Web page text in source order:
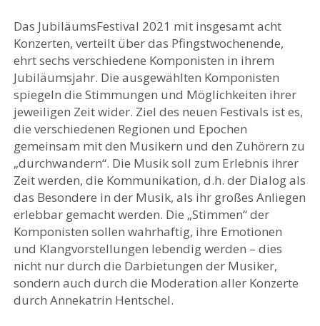
Das JubiläumsFestival 2021 mit insgesamt acht
Konzerten, verteilt über das Pfingstwochenende,
ehrt sechs verschiedene Komponisten in ihrem
Jubiläumsjahr. Die ausgewählten Komponisten
spiegeln die Stimmungen und Möglichkeiten ihrer
jeweiligen Zeit wider. Ziel des neuen Festivals ist es,
die verschiedenen Regionen und Epochen
gemeinsam mit den Musikern und den Zuhörern zu
„durchwandern“. Die Musik soll zum Erlebnis ihrer
Zeit werden, die Kommunikation, d.h. der Dialog als
das Besondere in der Musik, als ihr großes Anliegen
erlebbar gemacht werden. Die „Stimmen“ der
Komponisten sollen wahrhaftig, ihre Emotionen
und Klangvorstellungen lebendig werden – dies
nicht nur durch die Darbietungen der Musiker,
sondern auch durch die Moderation aller Konzerte
durch Annekatrin Hentschel.